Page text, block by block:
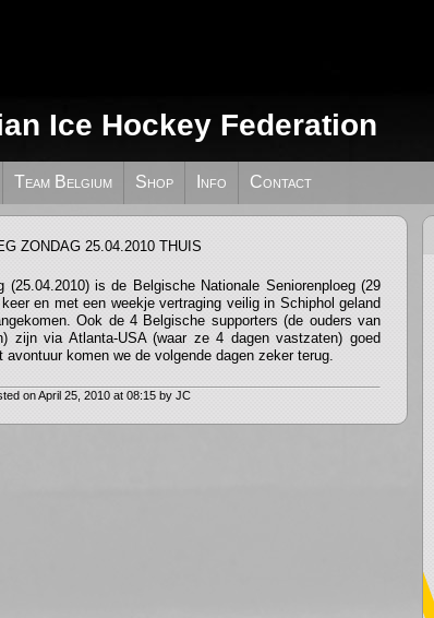
Ice Hockey Federation
Team Belgium Shop Info Contact
ZONDAG 25.04.2010
(25.04.2010) is de Belgische Nationale Seniorenploeg (29
en met een weekje vertraging veilig in Schiphol geland
Ook de 4 Belgische supporters (de ouders van
zijn via Atlanta-USA (waar ze 4 dagen vastzaten) goed
komen we de volgende dagen zeker terug.
on April 25, 2010 at 08:15 by JC